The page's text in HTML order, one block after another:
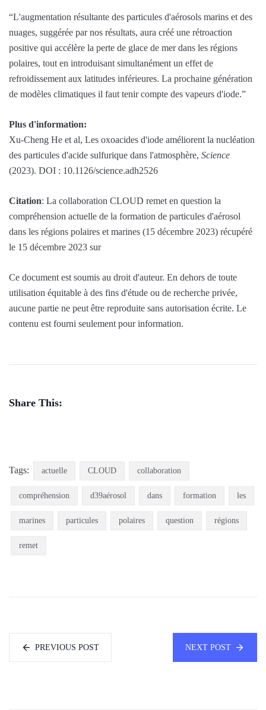
“L'augmentation résultante des particules d'aérosols marins et des
nuages, suggérée par nos résultats, aura créé une rétroaction
positive qui accélère la perte de glace de mer dans les régions
polaires, tout en introduisant simultanément un effet de
refroidissement aux latitudes inférieures. La prochaine génération
de modèles climatiques il faut tenir compte des vapeurs d'iode.”
Plus d'information:
Xu-Cheng He et al, Les oxoacides d'iode améliorent la nucléation
des particules d'acide sulfurique dans l'atmosphère, Science
(2023). DOI : 10.1126/science.adh2526
Citation: La collaboration CLOUD remet en question la
compréhension actuelle de la formation de particules d'aérosol
dans les régions polaires et marines (15 décembre 2023) récupéré
le 15 décembre 2023 sur
Ce document est soumis au droit d'auteur. En dehors de toute
utilisation équitable à des fins d'étude ou de recherche privée,
aucune partie ne peut être reproduite sans autorisation écrite. Le
contenu est fourni seulement pour information.
Share This:
Tags: actuelle CLOUD collaboration
compréhension d39aérosol dans formation les
marines particules polaires question régions
remet
PREVIOUS POST NEXT POST